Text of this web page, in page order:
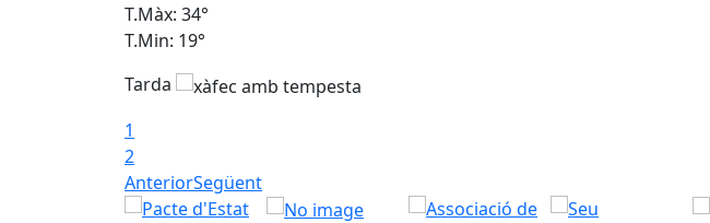
T.Màx: 34°
T.Min: 19°
Tarda
1
2
AnteriorSegüent